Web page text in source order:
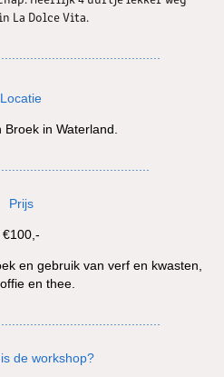
La Dolce Vita.
Locatie
Broek in Waterland.
.
Prijs
€100,-
en gebruik van verf en kwasten,
en thee.
de workshop?